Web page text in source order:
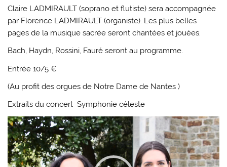
Claire LADMIRAULT (soprano et flutiste) sera accompagnée
par Florence LADMIRAULT (organiste). Les plus belles
pages de la musique sacrée seront chantées et jouées.
Bach, Haydn, Rossini, Fauré seront au programme.
Entrée 10/5 €
(Au profit des orgues de Notre Dame de Nantes )
Extraits du concert Symphonie céleste
Lecteur
vidéo